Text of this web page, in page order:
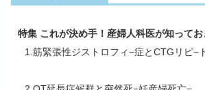
特集 これが決め手！産婦人科医が知って
1.筋緊張性ジストロフィ−症とCTGリピ−